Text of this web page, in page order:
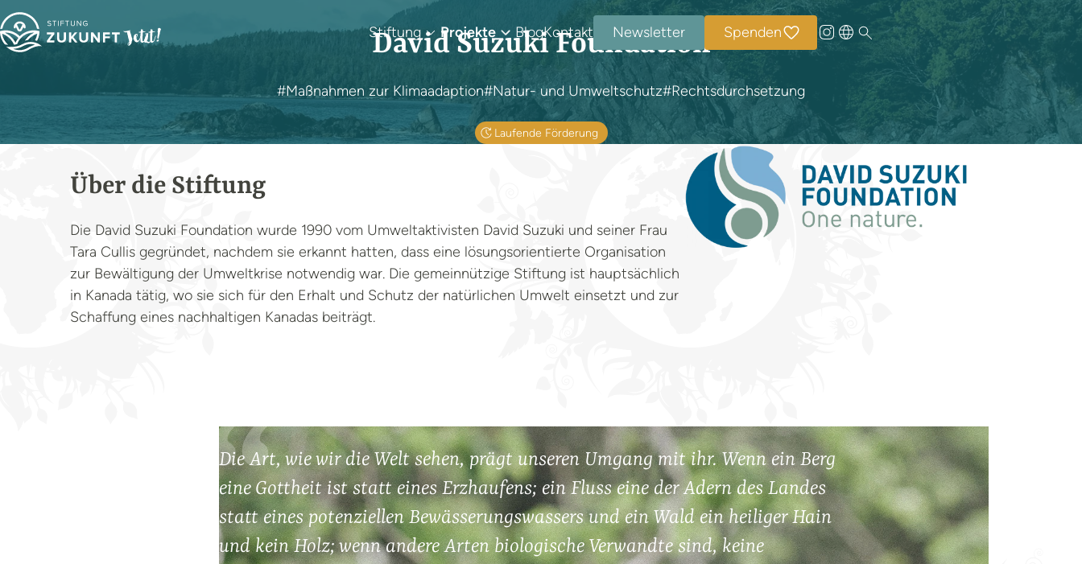
Stiftung Projekte BlogKontakt Newsletter Spenden
David Suzuki Foundation
#Maßnahmen zur Klimaadaption#Natur- und Umweltschutz#Rechtsdurchsetzung
Laufende Förderung
Über die Stiftung
Die David Suzuki Foundation wurde 1990 vom Umweltaktivisten David Suzuki und seiner Frau
Tara Cullis gegründet, nachdem sie erkannt hatten, dass eine lösungsorientierte Organisation
zur Bewältigung der Umweltkrise notwendig war. Die gemeinnützige Stiftung ist hauptsächlich
in Kanada tätig, wo sie sich für den Erhalt und Schutz der natürlichen Umwelt einsetzt und zur
Schaffung eines nachhaltigen Kanadas beiträgt.
Die Art, wie wir die Welt sehen, prägt unseren Umgang mit ihr. Wenn ein Berg
eine Gottheit ist statt eines Erzhaufens; ein Fluss eine der Adern des Landes
statt eines potenziellen Bewässerungswassers und ein Wald ein heiliger Hain
und kein Holz; wenn andere Arten biologische Verwandte sind, keine